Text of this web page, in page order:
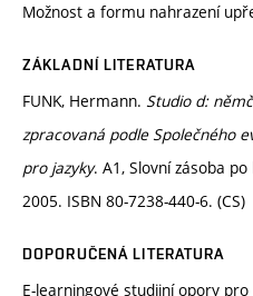
Možnost a formu nahrazení
ZÁKLADNÍ LITERATURA
FUNK, Hermann. Studio d:
zpracovaná podle Společného
pro jazyky. A1, Slovní zásoba
2005. ISBN 80-7238-440-6. (CS)
DOPORUČENÁ LITERATURA
E-learningové studijní opory